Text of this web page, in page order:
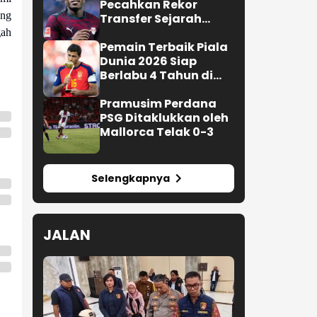
Ditahan Singapura, Timnas
Indonesia Gagal Lolos ke
Semifinal AFF 2026
Yan Diomande
Pecahkan Rekor
Transfer Sejarah
Pemain Terbaik Piala
Dunia 2026 Siap
Berlabu 4 Tahun di
Barcelona
Mallorca Telak 0-3
Selengkapnya